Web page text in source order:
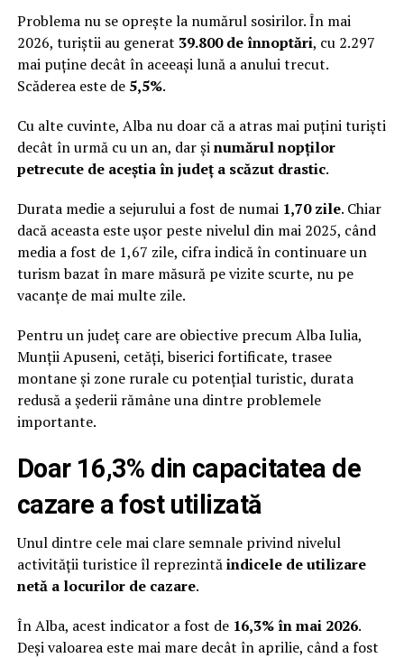
Problema nu se oprește la numărul sosirilor. În mai
2026, turiștii au generat 39.800 de înnoptări, cu 2.297
mai puține decât în aceeași lună a anului trecut.
Scăderea este de 5,5%.
Cu alte cuvinte, Alba nu doar că a atras mai puțini turiști
decât în urmă cu un an, dar șinumărul nopților
petrecute de aceștia în județ a scăzut drastic.
Durata medie a sejurului a fost de numai 1,70 zile. Chiar
dacă aceasta este ușor peste nivelul din mai 2025, când
media a fost de 1,67 zile, cifra indică în continuare un
turism bazat în mare măsură pe vizite scurte, nu pe
vacanțe de mai multe zile.
Pentru un județ care are obiective precum Alba Iulia,
Munții Apuseni, cetăți, biserici fortificate, trasee
montane și zone rurale cu potențial turistic, durata
redusă a șederii rămâne una dintre problemele
importante.
Doar 16,3% din capacitatea de
cazare a fost utilizată
Unul dintre cele mai clare semnale privind nivelul
activității turistice îl reprezintăindicele de utilizare
netă a locurilor de cazare.
În Alba, acest indicator a fost de 16,3% în mai 2026.
Deși valoarea este mai mare decât în aprilie, când a fost